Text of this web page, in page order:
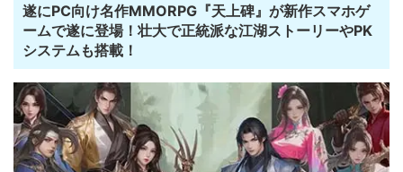
遂にPC向け名作MMORPG『天上碑』が新作スマホゲ
ームで遂に登場！壮大で正統派な江湖ストーリーやPK
システムも搭載！